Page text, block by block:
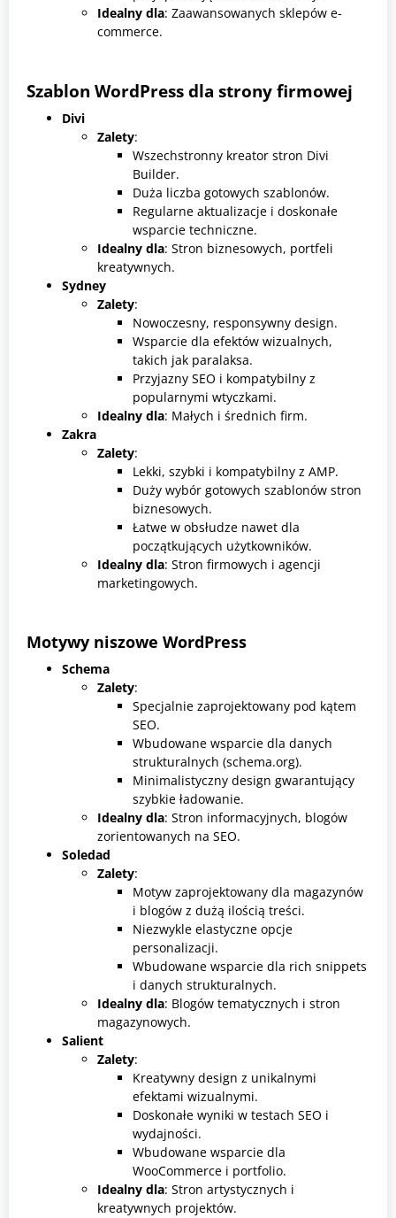
Idealny dla: Zaawansowanych sklepów e-
commerce.
Szablon WordPress dla strony firmowej
Divi
Zalety:
Wszechstronny kreator stron Divi
Builder.
Duża liczba gotowych szablonów.
Regularne aktualizacje i doskonałe
wsparcie techniczne.
Idealny dla: Stron biznesowych, portfeli
kreatywnych.
Sydney
Zalety:
Nowoczesny, responsywny design.
Wsparcie dla efektów wizualnych,
takich jak paralaksa.
Przyjazny SEO i kompatybilny z
popularnymi wtyczkami.
Idealny dla: Małych i średnich firm.
Zakra
Zalety:
Lekki, szybki i kompatybilny z AMP.
Duży wybór gotowych szablonów stron
biznesowych.
Łatwe w obsłudze nawet dla
początkujących użytkowników.
Idealny dla: Stron firmowych i agencji
marketingowych.
Motywy niszowe WordPress
Schema
Zalety:
Specjalnie zaprojektowany pod kątem
SEO.
Wbudowane wsparcie dla danych
strukturalnych (schema.org).
Minimalistyczny design gwarantujący
szybkie ładowanie.
Idealny dla: Stron informacyjnych, blogów
zorientowanych na SEO.
Soledad
Zalety:
Motyw zaprojektowany dla magazynów
i blogów z dużą ilością treści.
Niezwykle elastyczne opcje
personalizacji.
Wbudowane wsparcie dla rich snippets
i danych strukturalnych.
Idealny dla: Blogów tematycznych i stron
magazynowych.
Salient
Zalety:
Kreatywny design z unikalnymi
efektami wizualnymi.
Doskonałe wyniki w testach SEO i
wydajności.
Wbudowane wsparcie dla
WooCommerce i portfolio.
Idealny dla: Stron artystycznych i
kreatywnych projektów.